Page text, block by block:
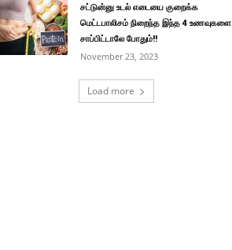
சட்டுன்னு உடல் எடையை குறைக்க
மெட்டபாலிசம் நிறைந்த இந்த 4 உணவுகளை
சாப்பிட்டாலே போதும்!!
November 23, 2023
Load more